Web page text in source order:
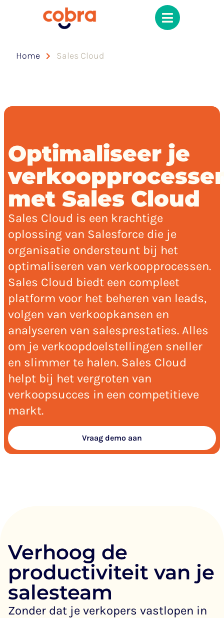
Home Sales Cloud
Optimaliseer je
met Sales Cloud
Sales Cloud is een krachtige
oplossing van Salesforce die je
organisatie ondersteunt bij het
optimaliseren van verkoopprocessen.
Sales Cloud biedt een compleet
platform voor het beheren van leads,
volgen van verkoopkansen en
analyseren van salesprestaties. Alles
om je verkoopdoelstellingen sneller
en slimmer te halen. Sales Cloud
helpt bij het vergroten van
verkoopsucces in een competitieve
markt.
Vraag demo aan
Verhoog de
productiviteit van je
salesteam
Zonder dat je verkopers vastlopen in